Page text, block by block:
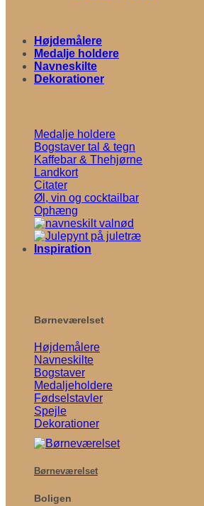
Højdemålere
Medalje holdere
Navneskilte
Dekorationer
Medalje holdere
Bogstaver tal & tegn
Kaffebar & Thehjørne
Landkort
Citater
Øl, vin og cocktailbar
Ophæng
Inspiration
Børneværelset
Højdemålere
Navneskilte
Bogstaver
Medaljeholdere
Fødselstavler
Spejle
Dekorationer
Børneværelset
Boligen